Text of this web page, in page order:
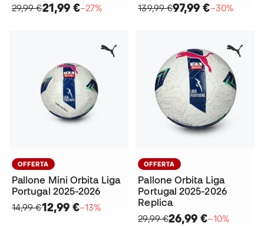
29,99 €21,99 €−27%
139,99 €97,99 €−30%
OFFERTA
Pallone Mini Orbita Liga
Portugal 2025-2026
14,99 €12,99 €−13%
OFFERTA
Pallone Orbita Liga
Portugal 2025-2026
Replica
29,99 €26,99 €−10%